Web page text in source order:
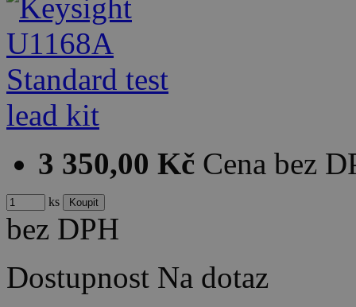
3 350,00 Kč Cena bez
ks
bez DPH
Dostupnost Na dotaz